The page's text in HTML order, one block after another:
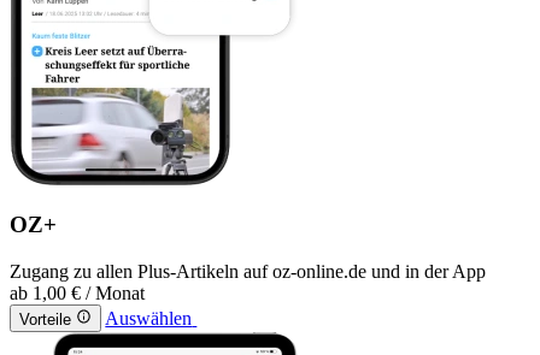
OZ+
Zugang zu allen Plus-Artikeln auf oz-online.de und in der App
ab 1,00 € / Monat
Vorteile Auswählen